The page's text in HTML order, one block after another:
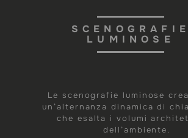
SCENOGRAFIE
LUMINOSE
Le scenografie luminose
un’alternanza dinamica di
che esalta i volumi
dell’ambiente.